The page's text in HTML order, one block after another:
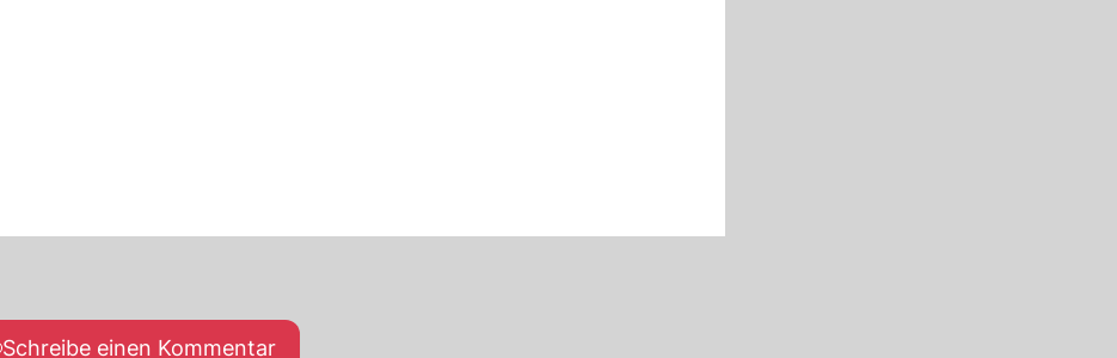
Schreibe einen Kommentar